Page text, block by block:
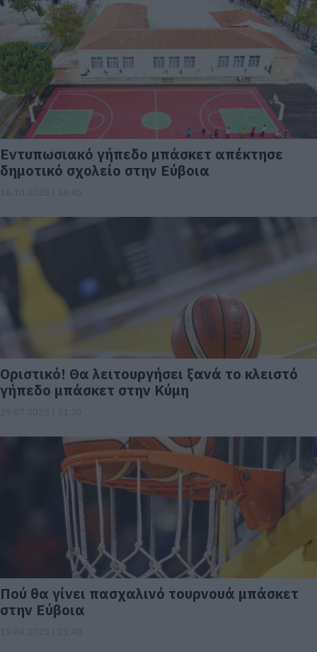
Εντυπωσιακό γήπεδο μπάσκετ απέκτησε
δημοτικό σχολείο στην Εύβοια
Οριστικό! Θα λειτουργήσει ξανά το κλειστό
γήπεδο μπάσκετ στην Κύμη
Πού θα γίνει πασχαλινό τουρνουά μπάσκετ
στην Εύβοια